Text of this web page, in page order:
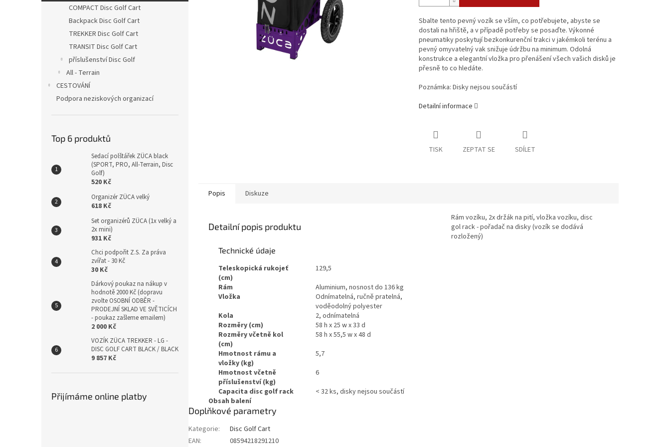
n
COMPACT Disc Golf Cart
Backpack Disc Golf Cart
TREKKER Disc Golf Cart
TRANSIT Disc Golf Cart
příslušenství Disc Golf
All - Terrain
CESTOVÁNÍ
Podpora neziskových organizací
Top 6 produktů
Sedací polštářek ZÜCA black
(SPORT, PRO, All-Terrain, Disc
Golf)
520 Kč
Organizér ZÜCA velký
618 Kč
Set organizérů ZÜCA (1x velký a
2x mini)
931 Kč
Chci podpořit Z.S. Za práva
zvířat - 30 Kč
30 Kč
Dárkový poukaz na nákup v
hodnotě 2000 Kč (dopravu
zvolte OSOBNÍ ODBĚR -
PRODEJNÍ SKLAD VE SVĚTICÍCH
- poukaz zašleme emailem)
2 000 Kč
VOZÍK ZÜCA TREKKER - LG -
DISC GOLF CART BLACK / BLACK
9 857 Kč
Přijímáme online platby
Sbalte tento pevný vozík se vším, co potřebujete, abyste se
dostali na hřiště, a v případě potřeby se posaďte. Výkonné
pneumatiky poskytují bezkonkurenční trakci v jakémkoli terénu a
pevný omyvatelný vak snižuje údržbu na minimum. Odolná
konstrukce a elegantní vložka pro přenášení všech vašich disků je
přesně to co hledáte.
Poznámka: Disky nejsou součástí
Detailní informace
TISK ZEPTAT SE SDÍLET
Popis Diskuze
Detailní popis produktu
Technické údaje
Teleskopická rukojeť
(cm)
129,5
Rám
Aluminium, nosnost do 136 kg
Vložka
Odnímatelná, ručně pratelná,
voděodolný polyester
Kola
2, odnímatelná
Rozměry (cm)
58 h x 25 w x 33 d
Rozměry včetně kol
(cm)
58 h x 55,5 w x 48 d
Hmotnost rámu a
vložky (kg)
5,7
Hmotnost včetně
příslušenství (kg)
6
Capacita disc golf rack
< 32 ks, disky nejsou součástí
Obsah balení
Rám vozíku, 2x držák na pití, vložka vozíku, disc
gol rack - pořadač na disky (vozík se dodává
rozložený)
Doplňkové parametry
Kategorie:
Disc Golf Cart
EAN: 08594218291210